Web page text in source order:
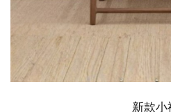
新款小